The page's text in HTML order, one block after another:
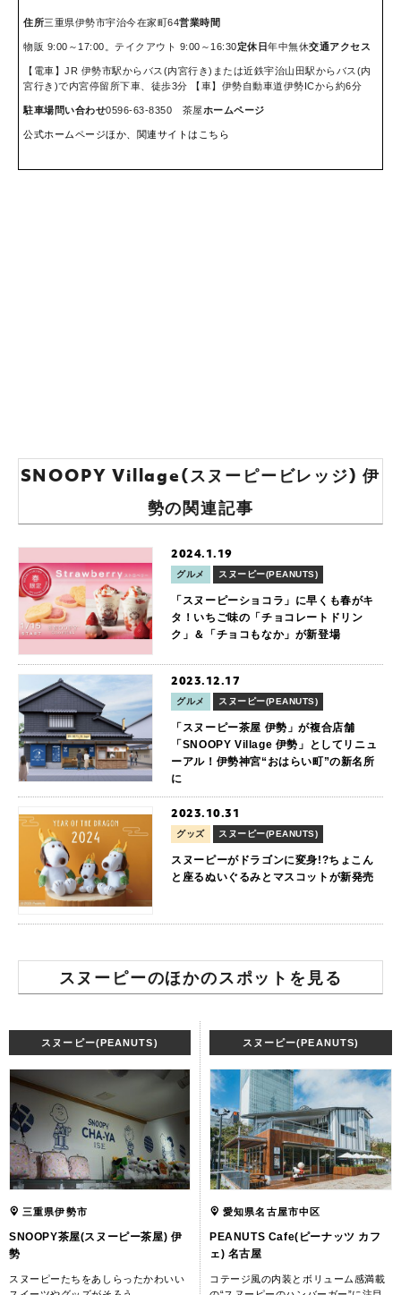
住所三重県伊勢市宇治今在家町64営業時間
物販 9:00～17:00。テイクアウト 9:00～16:30定休日年中無休交通アクセス
【電車】JR 伊勢市駅からバス(内宮行き)または近鉄宇治山田駅からバス(内
宮行き)で内宮停留所下車、徒歩3分 【車】伊勢自動車道伊勢ICから約6分
駐車場 問い合わせ0596-63-8350 茶屋 ホームページ
公式ホームページほか、関連サイトはこちら
SNOOPY Village(スヌーピービレッジ) 伊
勢の関連記事
2024.1.19
グルメ スヌーピー(PEANUTS)
「スヌーピーショコラ」に早くも春がキ
タ！いちご味の「チョコレートドリン
ク」＆「チョコもなか」が新登場
2023.12.17
グルメ スヌーピー(PEANUTS)
「スヌーピー茶屋 伊勢」が複合店舗
「SNOOPY Village 伊勢」としてリニュ
ーアル！伊勢神宮“おはらい町”の新名所
に
2023.10.31
グッズ スヌーピー(PEANUTS)
スヌーピーがドラゴンに変身!?ちょこん
と座るぬいぐるみとマスコットが新発売
スヌーピーのほかのスポットを見る
スヌーピー(PEANUTS)
三重県伊勢市
SNOOPY茶屋(スヌーピー茶屋) 伊
勢
スヌーピーたちをあしらったかわいい
スヌーピー(PEANUTS)
愛知県名古屋市中区
PEANUTS Cafe(ピーナッツ カフ
ェ) 名古屋
コテージ風の内装とボリューム感満載